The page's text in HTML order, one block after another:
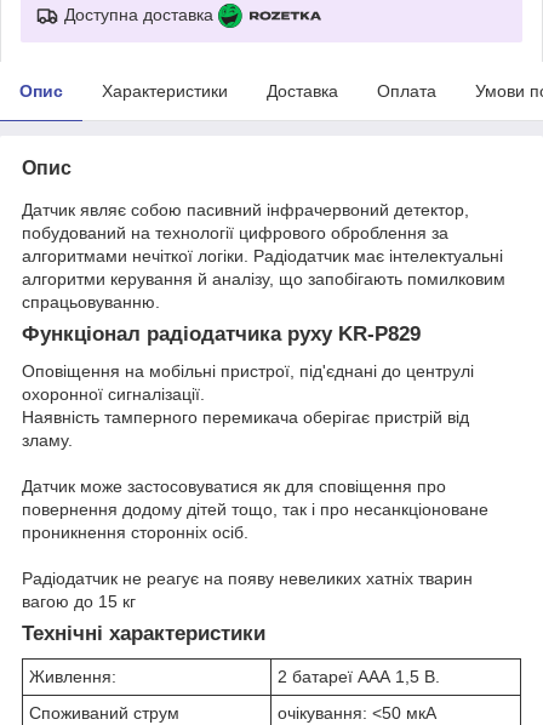
Доступна доставка
Опис Характеристики Доставка Оплата Умови
Опис
Датчик являє собою пасивний інфрачервоний детектор,
побудований на технології цифрового оброблення за
алгоритмами нечіткої логіки. Радіодатчик має інтелектуальні
алгоритми керування й аналізу, що запобігають помилковим
спрацьовуванню.
Функціонал радіодатчика руху KR-P829
Оповіщення на мобільні пристрої, під'єднані до центрулі
охоронної сигналізації.
Наявність тамперного перемикача оберігає пристрій від
зламу.
Датчик може застосовуватися як для сповіщення про
повернення додому дітей тощо, так і про несанкціоноване
проникнення сторонніх осіб.
Радіодатчик не реагує на появу невеликих хатніх тварин
вагою до 15 кг
Технічні характеристики
Живлення:
2 батареї ААА 1,5 В.
Споживаний струм
очікування: <50 мкА